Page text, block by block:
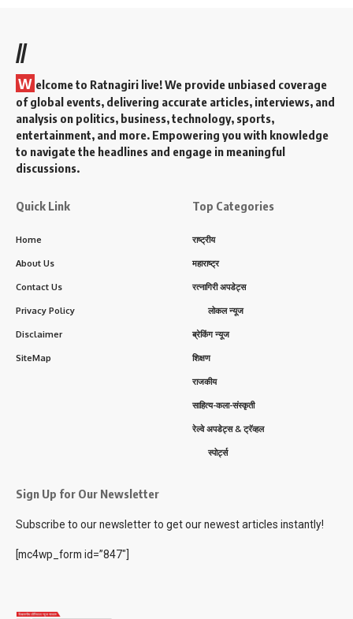
//
W elcome to Ratnagiri live! We provide unbiased coverage
of global events, delivering accurate articles, interviews, and
analysis on politics, business, technology, sports,
entertainment, and more. Empowering you with knowledge
to navigate the headlines and engage in meaningful
discussions.
Quick Link
Home
About Us
Contact Us
Privacy Policy
Disclaimer
SiteMap
Top Categories
राष्ट्रीय
महाराष्ट्र
रत्नागिरी अपडेट्स
लोकल न्यूज
ब्रेकिंग न्यूज
शिक्षण
राजकीय
साहित्य-कला-संस्कृती
रेल्वे अपडेट्स & ट्रॅव्हल
स्पोर्ट्स
Sign Up for Our Newsletter
Subscribe to our newsletter to get our newest articles instantly!
[mc4wp_form id=”847″]